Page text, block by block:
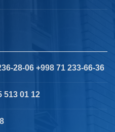
28-06 +998 71 233-66-36
513 01 12